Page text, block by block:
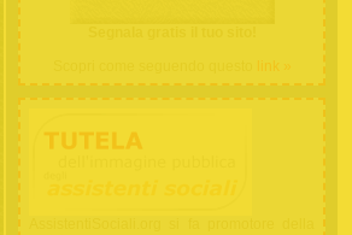
link »